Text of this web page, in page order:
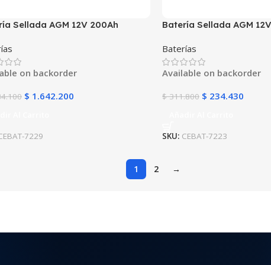
Sellada AGM 12V 200Ah
| UPS y Respaldo
on backorder
$ 1.642.200
7229
Batería Sellada AGM
Mantenimiento | UPS y
Tecnología VRLA
Baterías
Available on backorder
$311.800 $ 234.430
SKU: CEBAT-7223
1 2 →